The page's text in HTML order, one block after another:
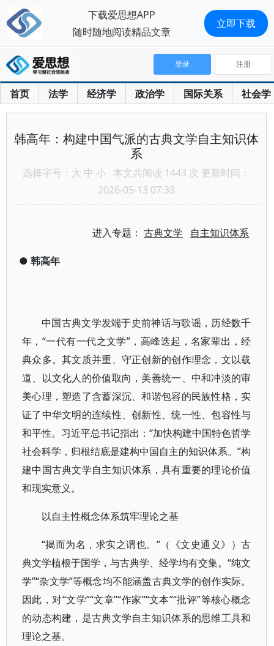
首页 法学 经济学 政治学 国际关系 社会学
登录 注册
韩高年：构建中国气派的古典文学自主知识体
系
选择字号： 大 中 小 本文共阅读 1443 次 更新时间：
2026-05-13 07:33
进入专题：古典文学 自主知识体系
● 韩高年
中国古典文学发端于史前神话与歌谣，历经数千
年，“一代有一代之文学”，高峰迭起，名家辈出，经
典众多。其文质并重、守正创新的创作理念，文以载
道、以文化人的价值取向，美善统一、中和冲淡的审
美心理，塑造了含蓄深沉、和谐包容的民族性格，实
证了中华文明的连续性、创新性、统一性、包容性与
和平性。习近平总书记指出：“加快构建中国特色哲学
社会科学，归根结底是建构中国自主的知识体系。”构
建中国古典文学自主知识体系，具有重要的理论价值
和现实意义。
以自主性概念体系筑牢理论之基
“揭而为名，求实之谓也。”（《文史通义》）古
典文学植根于国学，与古典学、经学均有交集。“纯文
学”“杂文学”等概念均不能涵盖古典文学的创作实际。
因此，对“文学”“文章”“作家”“文本”“批评”等核心概念
的动态构建，是古典文学自主知识体系的思维工具和
理论之基。
下载爱思想APP
随时随地阅读精品文章
立即下载